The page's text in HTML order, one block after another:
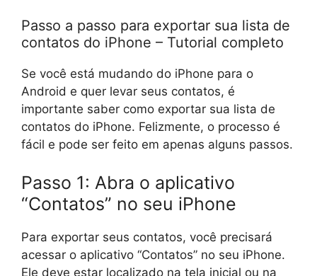
Passo a passo para exportar sua lista de
contatos do iPhone – Tutorial completo
Se você está mudando do iPhone para o
Android e quer levar seus contatos, é
importante saber como exportar sua lista de
contatos do iPhone. Felizmente, o processo é
fácil e pode ser feito em apenas alguns passos.
Passo 1: Abra o aplicativo
“Contatos” no seu iPhone
Para exportar seus contatos, você precisará
acessar o aplicativo “Contatos” no seu iPhone.
Ele deve estar localizado na tela inicial ou na